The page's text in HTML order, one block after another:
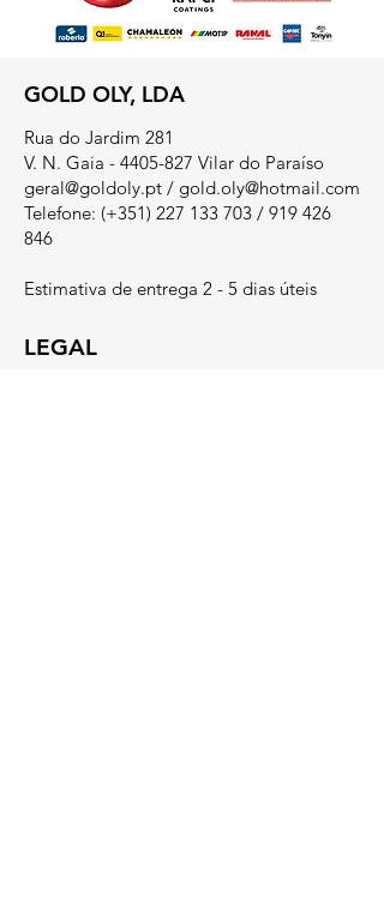
GOLD OLY, LDA
Rua do Jardim 281
V. N. Gaia - 4405-827 Vilar do Paraíso
geral@goldoly.pt / gold.oly@hotmail.com
Telefone: (+351) 227 133 703 / 919 426
846
Estimativa de entrega 2 - 5 dias úteis
LEGAL